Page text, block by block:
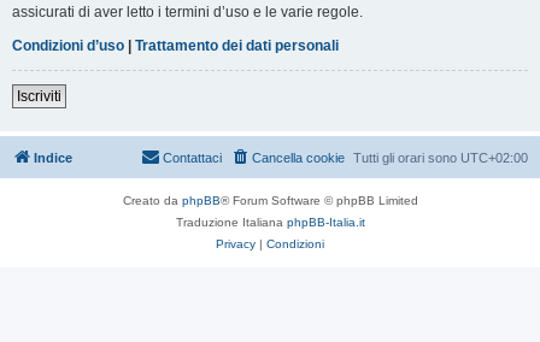
assicurati di aver letto i termini d’uso e le varie regole.
Condizioni d’uso | Trattamento dei dati personali
Iscriviti
Indice Tutti gli orari sono UTC+02:00
Cancella cookie
Contattaci
Creato da phpBB® Forum Software © phpBB Limited
Traduzione Italiana phpBB-Italia.it
Privacy | Condizioni